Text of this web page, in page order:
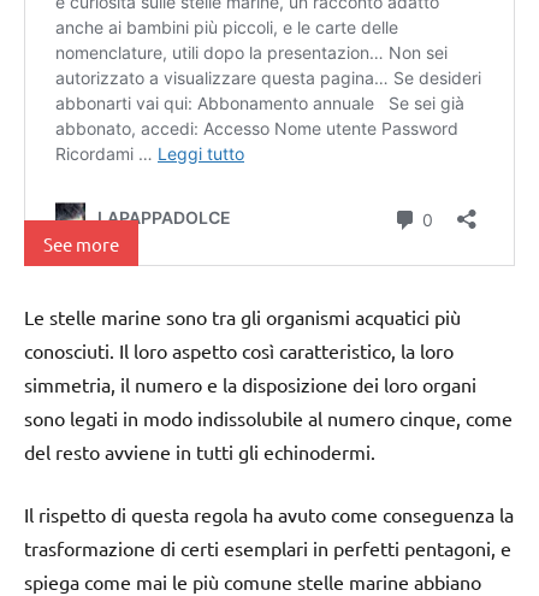
See more
Le stelle marine sono tra gli organismi acquatici più
conosciuti. Il loro aspetto così caratteristico, la loro
simmetria, il numero e la disposizione dei loro organi
sono legati in modo indissolubile al numero cinque, come
del resto avviene in tutti gli echinodermi.
Il rispetto di questa regola ha avuto come conseguenza la
trasformazione di certi esemplari in perfetti pentagoni, e
spiega come mai le più comune stelle marine abbiano